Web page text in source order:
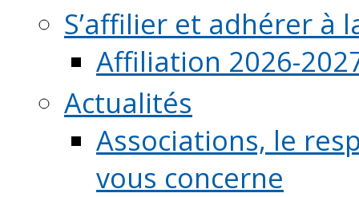
S’affilier et adhérer à
Affiliation 2026-
Actualités
Associations, le
vous concerne